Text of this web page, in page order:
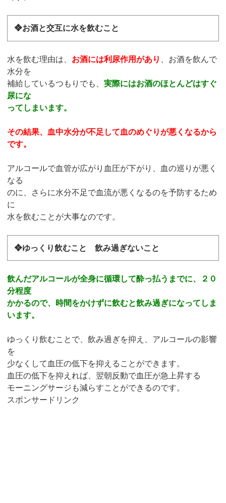
❖お酒と交互に水を飲むこと
水を飲む理由は、 お酒には利尿作用があり
、お酒を飲んで
水分を
補給しているつもりでも、実際にはお酒のほとんどはすぐ
尿にな
ってしまいます。
その結果、血中水分が不足して血のめぐりが悪くなるから
です。
アルコールで血管が広がり血圧が下がり、血の巡りが悪く
なる
のに、さらに水分不足で血流が悪くなるのを予防するため
に
水を飲むことが大事なのです。
❖ゆっくり飲むこと 飲み過ぎないこと
飲んだアルコールが全身に循環して酔っ払うまでに、２０
分程度
かかるので、時間をかけずに飲むと飲み過ぎになってしま
います。
ゆっくり飲むことで、飲み過ぎを抑え、アルコールの影響
を
少なくして血圧の低下を抑えることができます。
血圧の低下を抑えれば、翌朝反動で血圧が急上昇する
モーニングサージも減らすことができるのです。
スポンサードリンク